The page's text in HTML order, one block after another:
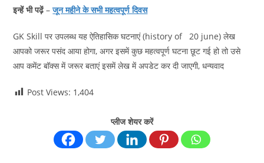
इन्हें भी पढ़ें– जून महीने के सभी महत्वपूर्ण दिवस
GK Skill पर उपलब्ध यह ऐतिहासिक घटनाएं (history of 20 june) लेख
आपको जरूर पसंद आया होगा, अगर इसमें कुछ महत्वपूर्ण घटना छूट गई हो तो उसे
आप कमेंट बॉक्स में जरूर बताएं इसमें लेख में अपडेट कर दी जाएगी, धन्यवाद
Post Views: 1,404
प्लीज शेयर करें